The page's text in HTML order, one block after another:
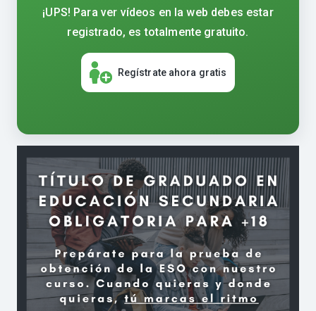
¡UPS! Para ver vídeos en la web debes estar
registrado, es totalmente gratuito.
Regístrate ahora gratis